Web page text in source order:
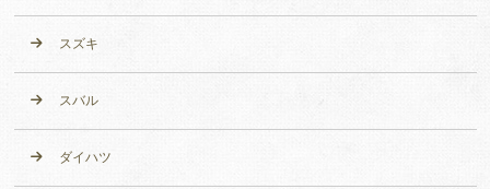
スズキ
スバル
ダイハツ